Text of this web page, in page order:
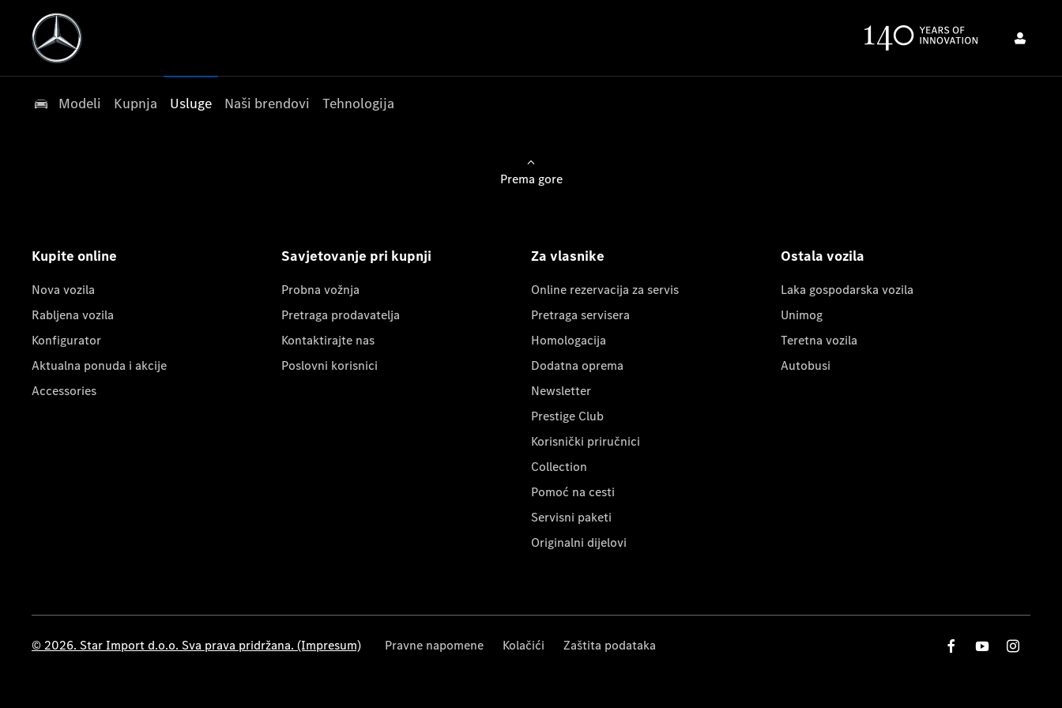
Modeli Kupnja Usluge Naši brendovi Tehnologija
Prema gore
Kupite online
Nova vozila
Rabljena vozila
Konfigurator
Aktualna ponuda i akcije
Accessories
Savjetovanje pri kupnji
Probna vožnja
Pretraga prodavatelja
Kontaktirajte nas
Poslovni korisnici
Za vlasnike
Online rezervacija za servis
Pretraga servisera
Homologacija
Dodatna oprema
Newsletter
Prestige Club
Korisnički priručnici
Collection
Pomoć na cesti
Servisni paketi
Originalni dijelovi
Ostala vozila
Laka gospodarska vozila
Unimog
Teretna vozila
Autobusi
© 2026. Star Import d.o.o. Sva prava pridržana. (Impresum) Pravne napomene Kolačići Zaštita podataka